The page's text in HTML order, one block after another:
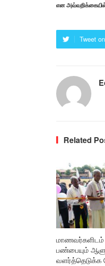
என அவ்வறிக்கையில்
Tweet
Related
பண்பையும்
வளர்த்தெடுக்க